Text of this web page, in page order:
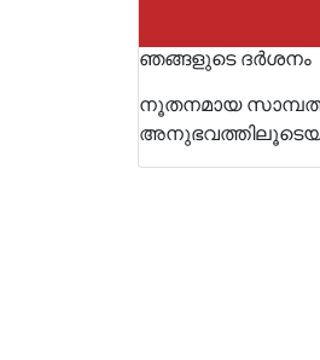
ഞങ്ങളുടെ ദർശനം
നൂതനമായ